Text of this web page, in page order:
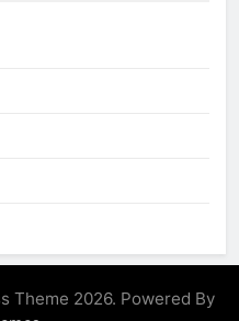
Theme 2026. Powered By